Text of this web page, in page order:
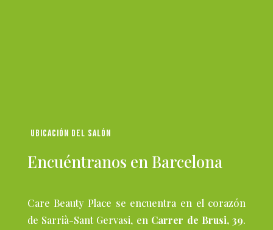
UBICACIÓN DEL SALÓN
Encuéntranos en Barcelona
Care Beauty Place se encuentra en el corazón
de Sarrià-Sant Gervasi, en Carrer de Brusi, 39.